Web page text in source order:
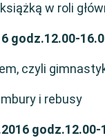
w roli
godz.12.00-
czyli
i rebusy
godz.12.00-